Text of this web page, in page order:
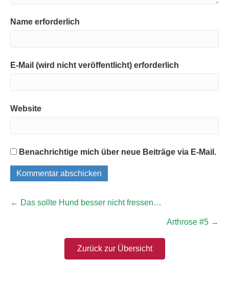
Name erforderlich
E-Mail (wird nicht veröffentlicht) erforderlich
Website
Benachrichtige mich über neue Beiträge via E-Mail.
← Das sollte Hund besser nicht fressen…
Arthrose #5 →
Zurück zur Übersicht